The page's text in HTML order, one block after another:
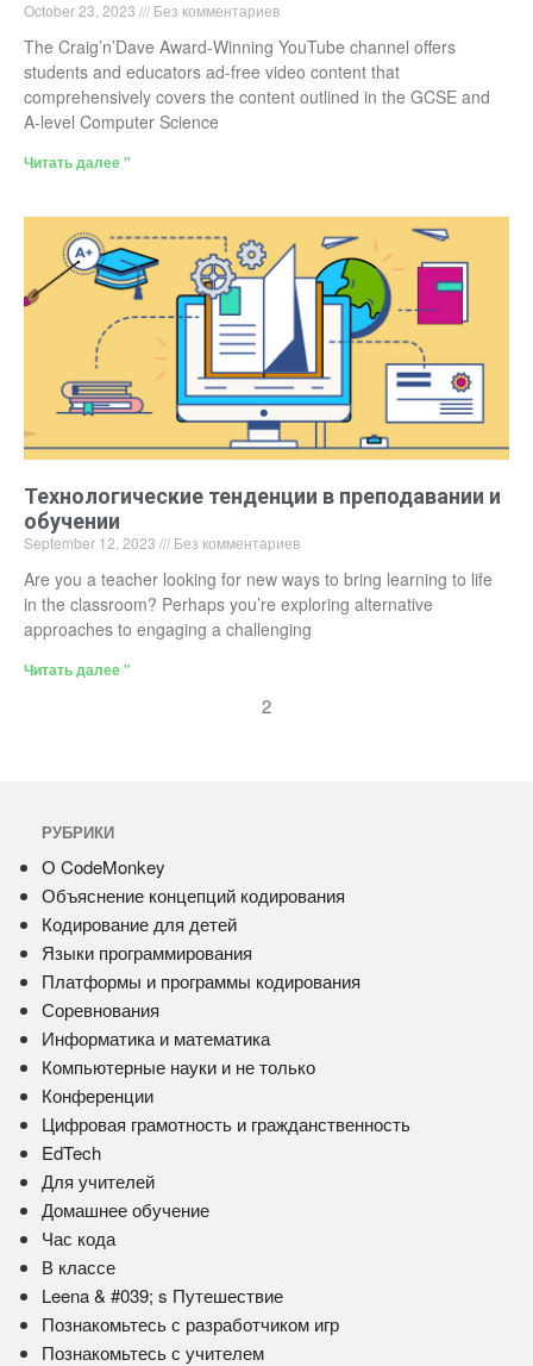
October 23, 2023 Без комментариев
The Craig’n’Dave Award-Winning YouTube channel offers
students and educators ad-free video content that
comprehensively covers the content outlined in the GCSE and
A-level Computer Science
Читать далее "
Технологические тенденции в преподавании и
обучении
September 12, 2023 Без комментариев
Are you a teacher looking for new ways to bring learning to life
in the classroom? Perhaps you’re exploring alternative
approaches to engaging a challenging
Читать далее "
2
РУБРИКИ
О CodeMonkey
Объяснение концепций кодирования
Кодирование для детей
Языки программирования
Платформы и программы кодирования
Соревнования
Информатика и математика
Компьютерные науки и не только
Конференции
Цифровая грамотность и гражданственность
EdTech
Для учителей
Домашнее обучение
Час кода
В классе
Leena & #039; s Путешествие
Познакомьтесь с разработчиком игр
Познакомьтесь с учителем